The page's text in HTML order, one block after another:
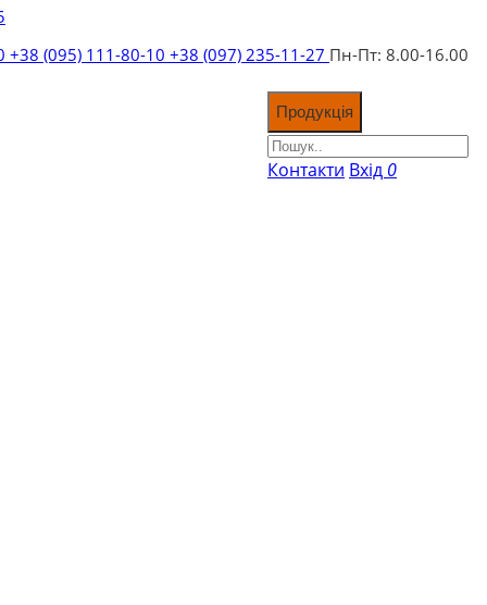
+38 (095) 111-80-10 +38 (097) 235-11-27 Пн-Пт: 8.00-16.00
Продукція
Контакти Вхід 0